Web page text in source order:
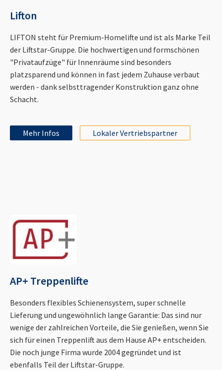
Lifton
LIFTON steht für Premium-Homelifte und ist als Marke Teil
der Liftstar-Gruppe. Die hochwertigen und formschönen
"Privataufzüge" für Innenräume sind besonders
platzsparend und können in fast jedem Zuhause verbaut
werden - dank selbsttragender Konstruktion ganz ohne
Schacht.
Mehr Infos Lokaler Vertriebspartner
AP+ Treppenlifte
Besonders flexibles Schienensystem, super schnelle
Lieferung und ungewöhnlich lange Garantie: Das sind nur
wenige der zahlreichen Vorteile, die Sie genießen, wenn Sie
sich für einen Treppenlift aus dem Hause AP+ entscheiden.
Die noch junge Firma wurde 2004 gegründet und ist
ebenfalls Teil der Liftstar-Gruppe.